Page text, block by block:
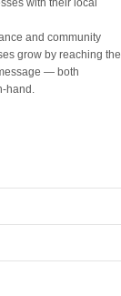
with their local
and community
grow by reaching the
— both
hand.